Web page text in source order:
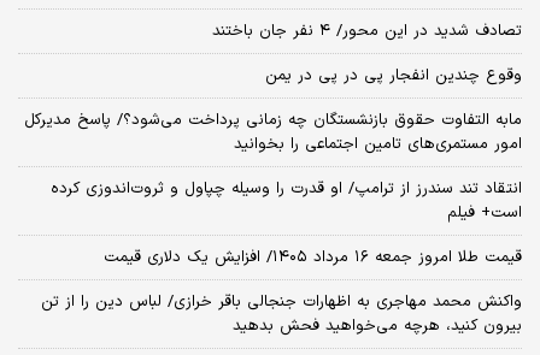
تصادف شدید در این محور/ ۴ نفر جان باختند
وقوع چندین انفجار پی در پی در یمن
مابه التفاوت حقوق بازنشستگان چه زمانی پرداخت می‌شود؟/ پاسخ مدیرکل
امور مستمری‌های تامین اجتماعی را بخوانید
انتقاد تند سندرز از ترامپ/ او قدرت را وسیله چپاول و ثروت‌اندوزی کرده
است+ فیلم
قیمت طلا امروز جمعه ۱۶ مرداد ۱۴۰۵/ افزایش یک دلاری قیمت
واکنش محمد مهاجری به اظهارات جنجالی باقر خرازی/ لباس دین را از تن
بیرون کنید، هرچه می‌خواهید فحش بدهید